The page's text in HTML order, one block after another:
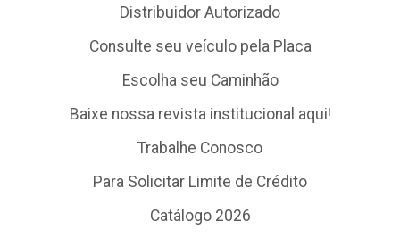
Distribuidor Autorizado
Consulte seu veículo pela Placa
Escolha seu Caminhão
Baixe nossa revista institucional aqui!
Trabalhe Conosco
Para Solicitar Limite de Crédito
Catálogo 2026